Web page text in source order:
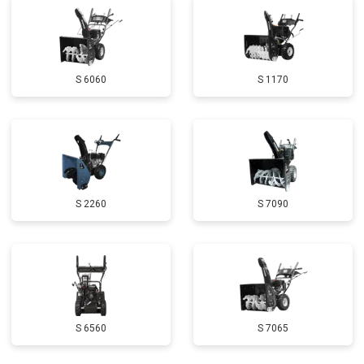
Замена маховика Заказать
Замена шины на колесном диске от 2000 ₽ Заказать
Ремонт электропроводки Заказать
Полное ТО от 4900 ₽ Заказать
Ремонт привода от 3250 ₽
Замена свечей зажигания от 1820 ₽ Заказать
Демонтаж-монтаж двигателя от 6400 ₽
Ремонт сцепления от 3800 ₽ Заказать
S 6060 S 1170
S 2260 S 7090
S 6560 S 7065